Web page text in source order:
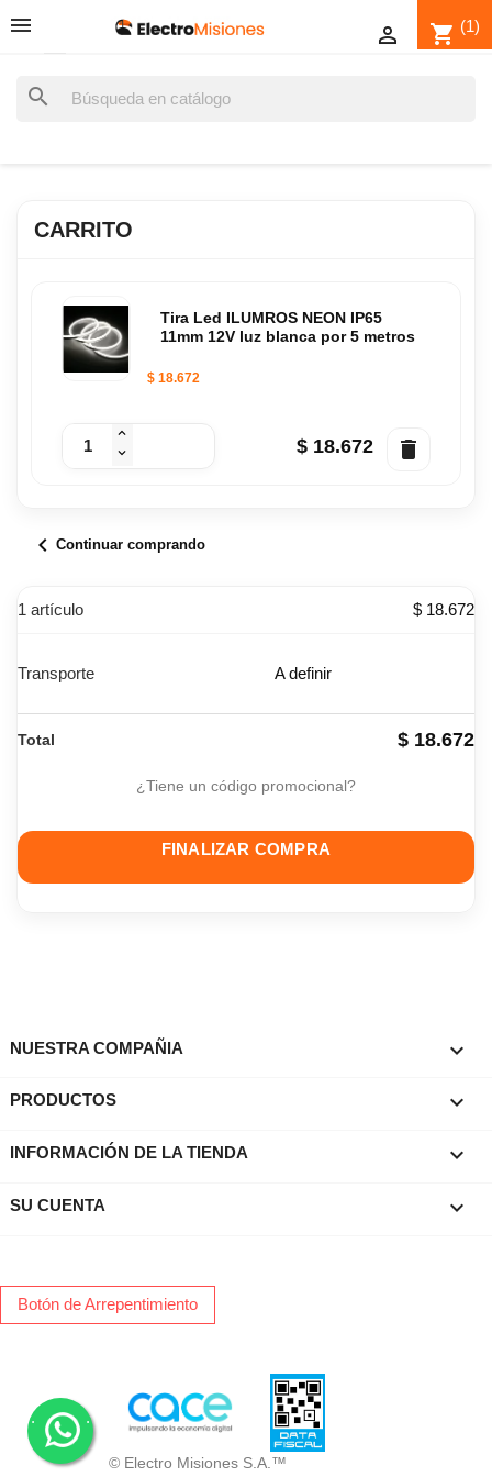
shopping_cart (1)

search
CARRITO
Tira Led ILUMROS NEON IP65
11mm 12V luz blanca por 5 metros
$ 18.672
$ 18.672 delete
chevron_left Continuar comprando
1 artículo $ 18.672
Transporte A definir
Total $ 18.672
¿Tiene un código promocional?
FINALIZAR COMPRA
NUESTRA COMPAÑIA 
PRODUCTOS 
INFORMACIÓN DE LA TIENDA keyboard_arrow_down
SU CUENTA 
Botón de Arrepentimiento
© Electro Misiones S.A.™
. .